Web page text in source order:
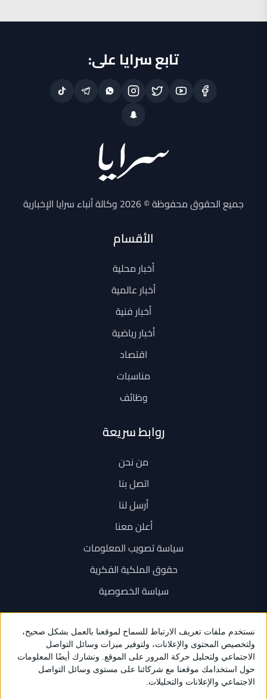
تابع سرايا على:
جميع الحقوق محفوظة © 2026 وكالة أنباء سرايا الإخبارية
الأقسام
أخبار محلية
أخبار عالمية
أخبار فنية
أخبار رياضية
اقتصاد
مناسبات
وظائف
روابط سريعة
من نحن
اتصل بنا
أرسل لنا
أعلن معنا
سياسة تصويب المعلومات
حقوق الملكية الفكرية
سياسة الخصوصية
اتصل بنا
+962 6 534 1777
+962 79 202 7000